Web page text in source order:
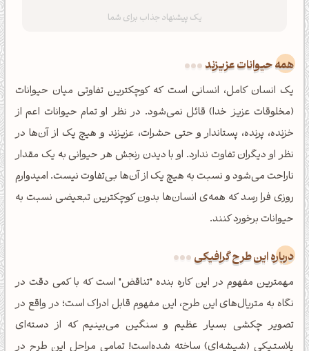
همه حیوانات عزیزند
یک انسان کامل، انسانی است که کوچکترین تفاوتی میان حیوانات
(مخلوقات عزیز خدا) قائل نمی‌شود. در نظر او تمام حیوانات اعم از
خزنده، پرنده، پستاندار و حتی حشرات، عزیزند و هیچ یک از آن‌ها در
نظر او دیگران تفاوت ندارد. او با دیدن رنجش هر حیوانی به یک مقدار
ناراحت می‌شود و نسبت به هیچ یک از آن‌ها بی‌تفاوت نیست. امیدوارم
روزی فرا رسد که همه‌ی انسان‌ها بدون کوچکترین تبعیضی نسبت به
حیوانات برخورد کنند.
درباره این طرح گرافیکی
مهمترین مفهوم در این کاره بنده "تناقض" است که با کمی دقت در
نگاه به متریال‌های این طرح، این مفهوم قابل ادراک است؛ در واقع در
تصویر چکشی بسیار عظیم و سنگین می‌بینیم که از دسته‌ای
پلاستیکی (شیشه‌ای) ساخته شده‌است! تمامی مراحل این طرح در